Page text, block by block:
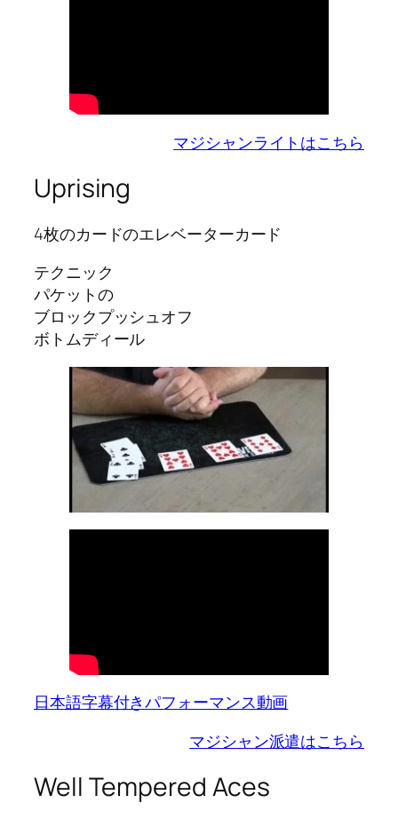
マジシャンライトはこちら
Uprising
4枚のカードのエレベーターカード
テクニック
パケットの
ブロックプッシュオフ
ボトムディール
日本語字幕付きパフォーマンス動画
マジシャン派遣はこちら
Well Tempered Aces